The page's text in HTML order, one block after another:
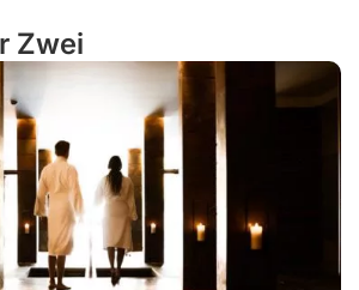
Zwei